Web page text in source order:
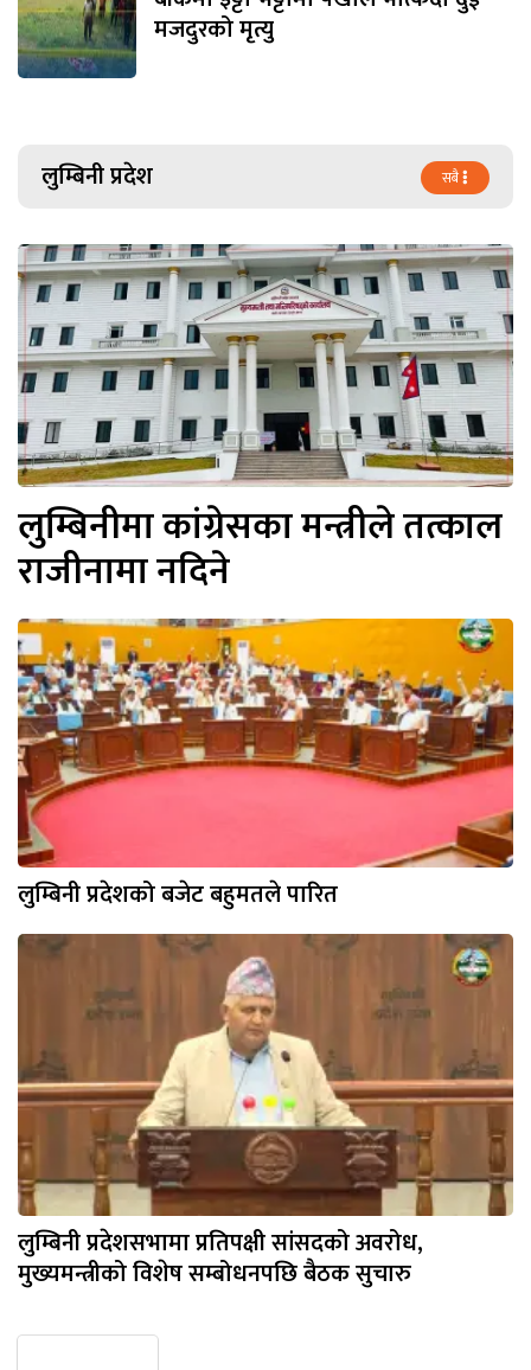
मजदुरको मृत्यु
लुम्बिनी प्रदेश सबै
लुम्बिनीमा कांग्रेसका मन्त्रीले तत्काल
राजीनामा नदिने
लुम्बिनी प्रदेशको बजेट बहुमतले पारित
लुम्बिनी प्रदेशसभामा प्रतिपक्षी सांसदको अवरोध,
मुख्यमन्त्रीको विशेष सम्बोधनपछि बैठक सुचारु